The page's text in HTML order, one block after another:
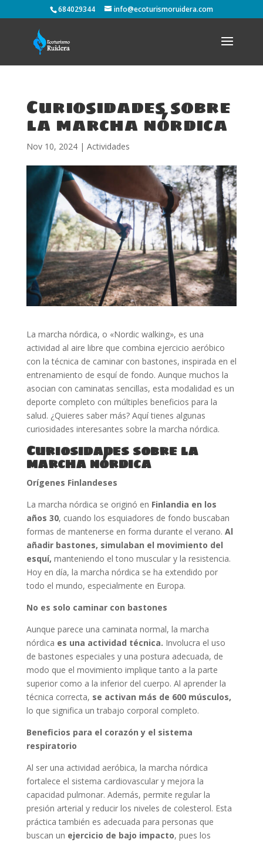
684029344 info@ecoturismoruidera.com
Curiosidades sobre
la marcha nórdica
Nov 10, 2024| Actividades
La marcha nórdica, o «Nordic walking», es una
actividad al aire libre que combina ejercicio aeróbico
con la técnica de caminar con bastones, inspirada en el
entrenamiento de esquí de fondo. Aunque muchos la
asocian con caminatas sencillas, esta modalidad es un
deporte completo con múltiples beneficios para la
salud. ¿Quieres saber más? Aquí tienes algunas
curiosidades interesantes sobre la marcha nórdica.
Curiosidades sobre la
marcha nórdica
Orígenes Finlandeses
La marcha nórdica se originó en Finlandia en los
años 30, cuando los esquiadores de fondo buscaban
formas de mantenerse en forma durante el verano. Al
añadir bastones, simulaban el movimiento del
esquí, manteniendo el tono muscular y la resistencia.
Hoy en día, la marcha nórdica se ha extendido por
todo el mundo, especialmente en Europa.
No es solo caminar con bastones
Aunque parece una caminata normal, la marcha
nórdica es una actividad técnica. Involucra el uso
de bastones especiales y una postura adecuada, de
modo que el movimiento implique tanto a la parte
superior como a la inferior del cuerpo. Al aprender la
técnica correcta, se activan más de 600 músculos,
lo que significa un trabajo corporal completo.
Beneficios para el corazón y el sistema
respiratorio
Al ser una actividad aeróbica, la marcha nórdica
fortalece el sistema cardiovascular y mejora la
capacidad pulmonar. Además, permite regular la
presión arterial y reducir los niveles de colesterol. Esta
práctica también es adecuada para personas que
buscan un ejercicio de bajo impacto, pues los